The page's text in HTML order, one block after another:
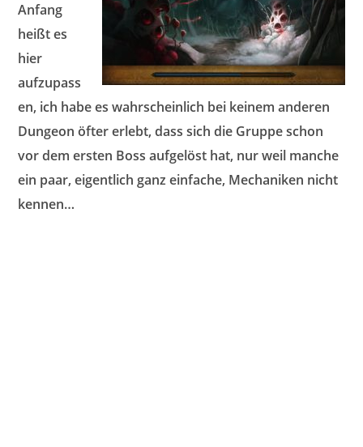
Anfang
heißt es
hier
aufzupass
en, ich habe es wahrscheinlich bei keinem anderen
Dungeon öfter erlebt, dass sich die Gruppe schon
vor dem ersten Boss aufgelöst hat, nur weil manche
ein paar, eigentlich ganz einfache, Mechaniken nicht
kennen…